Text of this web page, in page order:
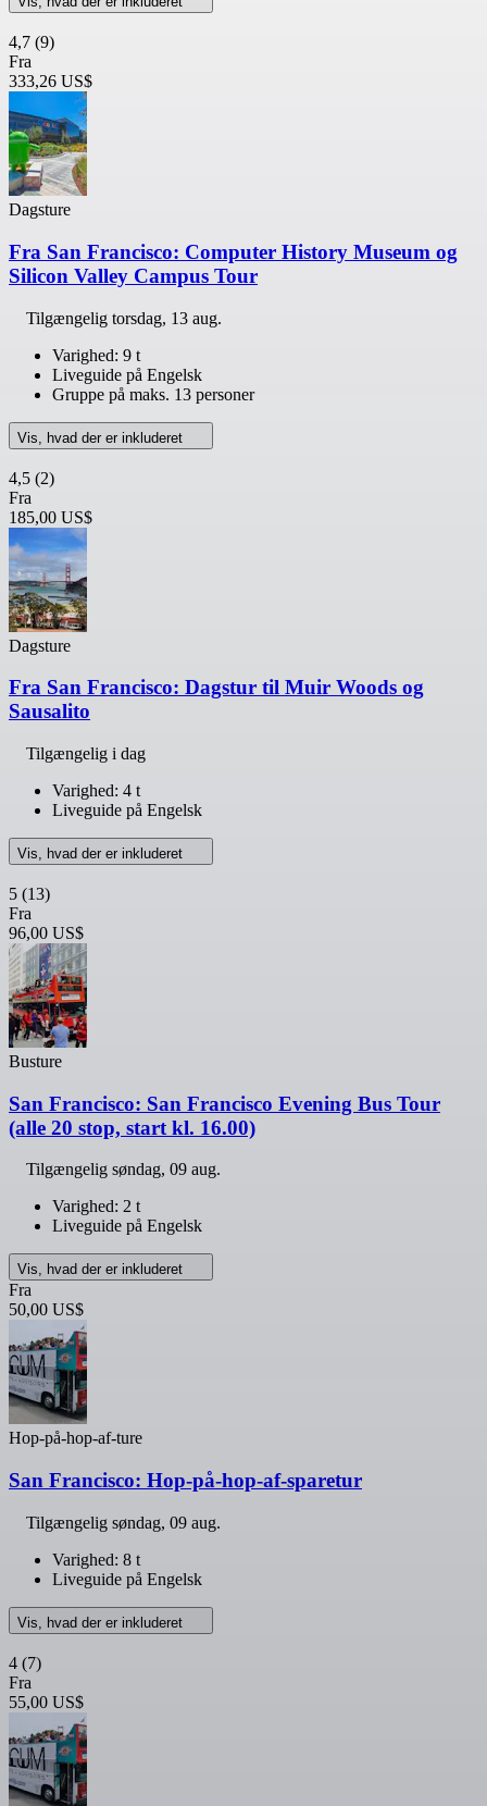
4,7 (9)
Fra
333,26 US$
Dagsture
Fra San Francisco: Computer History Museum og
Silicon Valley Campus Tour
Tilgængelig torsdag, 13 aug.
Varighed: 9 t
Liveguide på Engelsk
Gruppe på maks. 13 personer
Vis, hvad der er inkluderet
4,5 (2)
Fra
185,00 US$
Dagsture
Fra San Francisco: Dagstur til Muir Woods og
Sausalito
Tilgængelig i dag
Varighed: 4 t
Liveguide på Engelsk
Vis, hvad der er inkluderet
5 (13)
Fra
96,00 US$
Busture
San Francisco: San Francisco Evening Bus Tour
(alle 20 stop, start kl. 16.00)
Tilgængelig søndag, 09 aug.
Varighed: 2 t
Liveguide på Engelsk
Vis, hvad der er inkluderet
Fra
50,00 US$
Hop-på-hop-af-ture
San Francisco: Hop-på-hop-af-sparetur
Tilgængelig søndag, 09 aug.
Varighed: 8 t
Liveguide på Engelsk
Vis, hvad der er inkluderet
4 (7)
Fra
55,00 US$